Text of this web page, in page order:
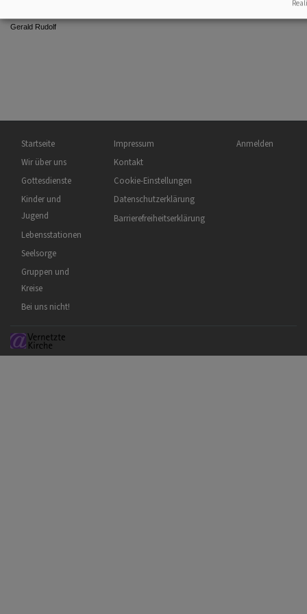
Gerald Rudolf
Hauptnavigation
Startseite
Wir über uns
Gottesdienste
Kinder und
Jugend
Lebensstationen
Seelsorge
Gruppen und
Kreise
Bei uns nicht!
Fußbereichsmenü
Impressum
Kontakt
Cookie-Einstellungen
Datenschutzerklärung
Barrierefreiheitserklärung
Benutzermenü
Anmelden